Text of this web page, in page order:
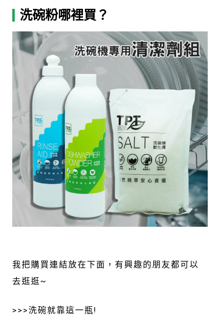
洗碗粉哪裡買？
我把購買連結放在下面，有興趣的朋友都可以
去逛逛~
>>> 洗碗就靠這一瓶!